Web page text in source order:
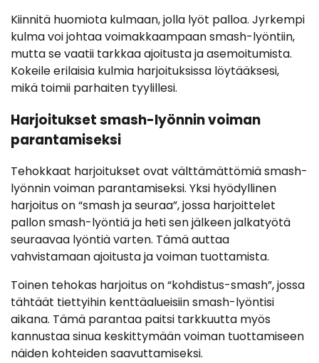
Kiinnitä huomiota kulmaan, jolla lyöt palloa. Jyrkempi
kulma voi johtaa voimakkaampaan smash-lyöntiin,
mutta se vaatii tarkkaa ajoitusta ja asemoitumista.
Kokeile erilaisia kulmia harjoituksissa löytääksesi,
mikä toimii parhaiten tyylillesi.
Harjoitukset smash-lyönnin voiman
parantamiseksi
Tehokkaat harjoitukset ovat välttämättömiä smash-
lyönnin voiman parantamiseksi. Yksi hyödyllinen
harjoitus on “smash ja seuraa”, jossa harjoittelet
pallon smash-lyöntiä ja heti sen jälkeen jalkatyötä
seuraavaa lyöntiä varten. Tämä auttaa
vahvistamaan ajoitusta ja voiman tuottamista.
Toinen tehokas harjoitus on “kohdistus-smash”, jossa
tähtäät tiettyihin kenttäalueisiin smash-lyöntisi
aikana. Tämä parantaa paitsi tarkkuutta myös
kannustaa sinua keskittymään voiman tuottamiseen
näiden kohteiden saavuttamiseksi.